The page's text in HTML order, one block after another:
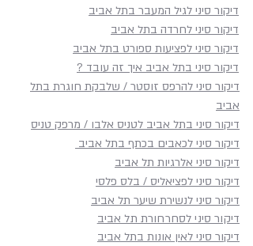
דיקור סיני לגיל המעבר בתל אביב
דיקור סיני לחרדה בתל אביב
דיקור סיני לפציעות ספורט בתל אביב
דיקור סיני בתל אביב איך זה עובד ?
דיקור סיני להרפס זוסטר / שלבקת חוגרת בתל
אביב
דיקור סיני בתל אביב לטניס אלבו / מרפק טניס
דיקור סיני לכאבים בכתף​ בתל אביב
דיקור סיני אלרגיות תל אביב
דיקור סיני לפציאליס / בלס פלסי
דיקור סיני לנשירת שיער תל אביב
דיקור סיני לסחרחורת תל אביב
דיקור סיני לאין אונות בתל אביב